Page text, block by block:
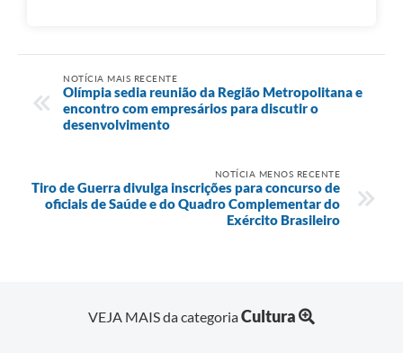
NOTÍCIA MAIS RECENTE
Olímpia sedia reunião da Região Metropolitana e
encontro com empresários para discutir o
desenvolvimento
NOTÍCIA MENOS RECENTE
Tiro de Guerra divulga inscrições para concurso de
oficiais de Saúde e do Quadro Complementar do
Exército Brasileiro
VEJA MAIS da categoriaCultura